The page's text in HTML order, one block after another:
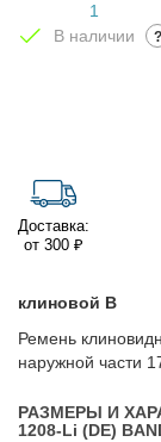
1
В наличии
?
Доставка:
от 300 ₽
клиновой B
Ремень
наружной части
РАЗМЕРЫ И
1208-Li (DE)